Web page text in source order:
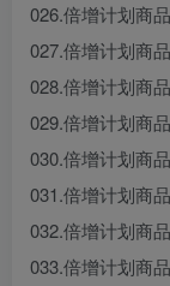
026.倍增计划商
027.倍增计划商
028.倍增计划商
029.倍增计划商
030.倍增计划商
031.倍增计划商
032.倍增计划商
033.倍增计划商